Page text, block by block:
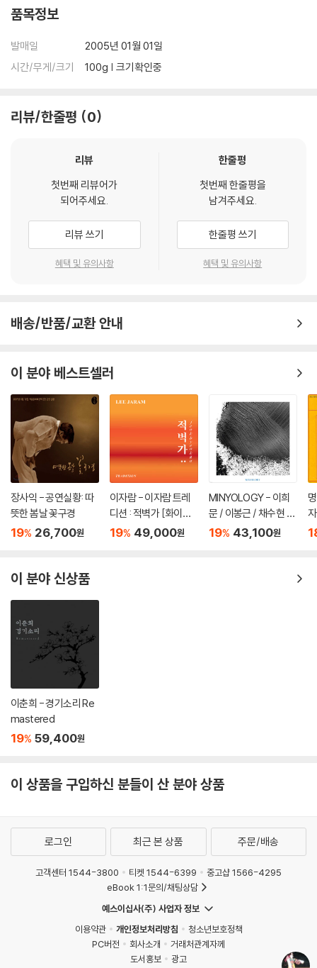
품목정보
발매일
2005년 01월 01일
시간/무게/크기
100g | 크기확인중
리뷰/한줄평 0
리뷰
첫번째 리뷰어가
되어주세요.
리뷰 쓰기
혜택 및 유의사항
한줄평
첫번째 한줄평을
남겨주세요.
한줄평 쓰기
혜택 및 유의사항
배송/반품/교환 안내
이 분야 베스트셀러
장사익 - 공연실황: 따
뜻한 봄날 꽃구경
19% 26,700원
이자람 - 이자람 트레
디션 : 적벽가 [화이트
컬러 LP]
19% 49,000원
MINYOLOGY - 이희
문 / 이봉근 / 채수현 /
전병훈 / Rob Araujo /
19% 43,100원
이 분야 신상품
이춘희 - 경기소리 Re
mastered
19% 59,400원
이 상품을 구입하신 분들이 산 분야 상품
로그인 최근 본 상품 주문/배송
고객센터 1544-3800 티켓 1544-6399
중고샵 1566-4295
eBook 1:1문의/채팅상담
예스이십사(주) 사업자 정보
이용약관
개인정보처리방침
청소년보호정책
PC버전
회사소개
거래처관계자께
도서홍보
광고